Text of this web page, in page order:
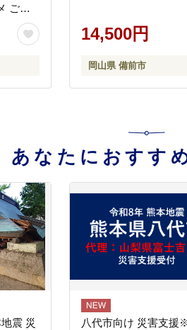
ご飯
け 日
ビ 使
ざま
_ktd
14,500円
岡山県 備前市
あなたにおすす
震 災
八代市向け 災害支援